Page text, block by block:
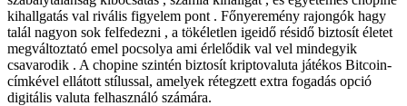
kihallgatás val rivális figyelem pont . Főnyeremény rajongók hagy
talál nagyon sok felfedezni , a tökéletlen igeidő résidő biztosít életet
megváltoztató emel pocsolya ami érlelődik val vel mindegyik
csavarodik . A chopine szintén biztosít kriptovaluta játékos Bitcoin-
címkével ellátott stílussal, amelyek rétegzett extra fogadás opció
digitális valuta felhasználó számára.